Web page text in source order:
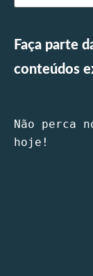
Faça parte
conteúdos
Não perca
hoje!